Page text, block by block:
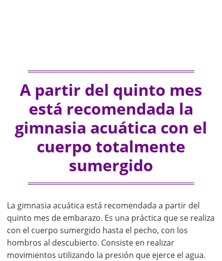
A partir del quinto mes
está recomendada la
gimnasia acuática con el
cuerpo totalmente
sumergido
La gimnasia acuática está recomendada a partir del
quinto mes de embarazo. Es una práctica que se realiza
con el cuerpo sumergido hasta el pecho, con los
hombros al descubierto. Consiste en realizar
movimientos utilizando la presión que ejerce el agua.